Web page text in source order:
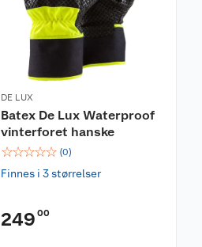
DE LUX
Batex De Lux Waterproof
vinterforet hanske
☆☆☆☆☆ (0)
Finnes i 3 størrelser
249 00